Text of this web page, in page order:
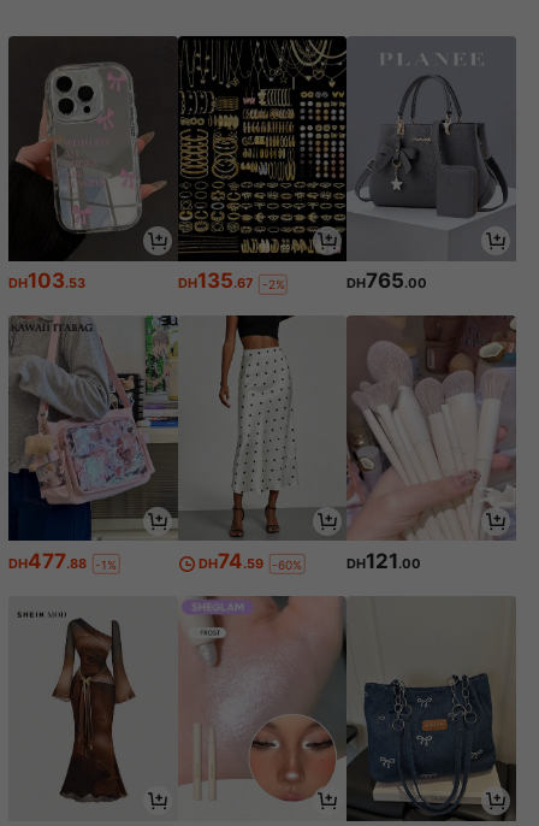
et de présentoir. Idéal pour les bure
aux de dortoir, les tables de bureau
et les postes de travail d'étudiants p
our organiser les articles et amélior
er l'espace.
DH103.53 DH135.67 -2% DH765.00
DH477.88 -1% DH74.59 -60% DH121.00